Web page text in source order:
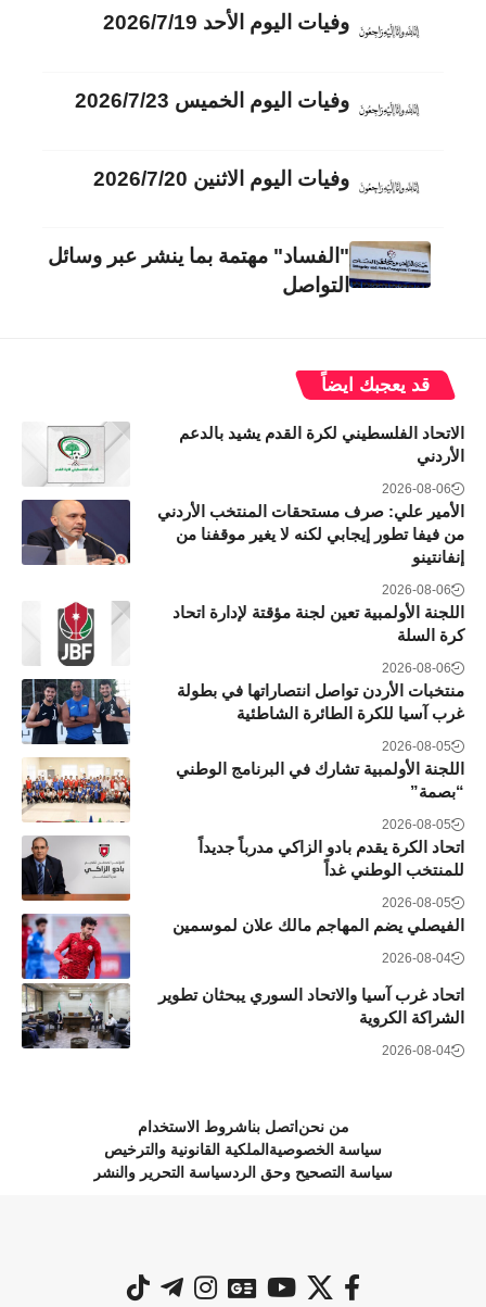
وفيات اليوم الأحد 2026/7/19
وفيات اليوم الخميس 2026/7/23
وفيات اليوم الاثنين 2026/7/20
"الفساد" مهتمة بما ينشر عبر وسائل
التواصل
قد يعجبك ايضاً
الاتحاد الفلسطيني لكرة القدم يشيد بالدعم
الأردني
2026-08-06
الأمير علي: صرف مستحقات المنتخب الأردني
من فيفا تطور إيجابي لكنه لا يغير موقفنا من
إنفانتينو
2026-08-06
اللجنة الأولمبية تعين لجنة مؤقتة لإدارة اتحاد
كرة السلة
2026-08-06
منتخبات الأردن تواصل انتصاراتها في بطولة
غرب آسيا للكرة الطائرة الشاطئية
2026-08-05
اللجنة الأولمبية تشارك في البرنامج الوطني
“بصمة”
2026-08-05
اتحاد الكرة يقدم بادو الزاكي مدرباً جديداً
للمنتخب الوطني غداً
2026-08-05
الفيصلي يضم المهاجم مالك علان لموسمين
2026-08-04
اتحاد غرب آسيا والاتحاد السوري يبحثان تطوير
الشراكة الكروية
2026-08-04
من نحن اتصل بناشروط الاستخدام
سياسة الخصوصية الملكية القانونية والترخيص
سياسة التصحيح وحق الردسياسة التحرير والنشر